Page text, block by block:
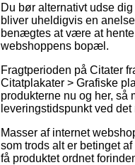
Du bør alternativt udse
bliver uheldigvis en
benægtes at være at
webshoppens bopæl.
Fragtperioden på Citater
Citatplakater > Grafiske
produkterne nu og her, så
leveringstidspunkt ved
Masser af internet
som trods alt er betinget
få produktet ordnet